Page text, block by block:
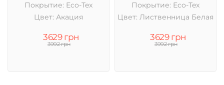
Покрытие: Eco-Tex
Цвет: Акация
3629 грн
3992 грн
Покрытие: Eco-Tex
Цвет: Лиственница Белая
3629 грн
3992 грн